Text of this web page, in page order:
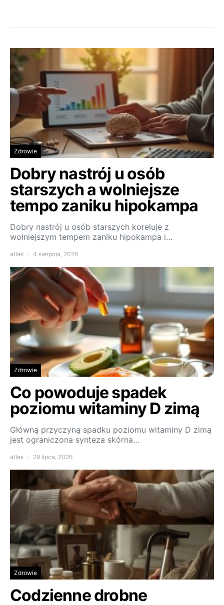
Zdrowie
Dobry nastrój u osób
starszych a wolniejsze
tempo zaniku hipokampa
Dobry nastrój u osób starszych koreluje z
wolniejszym tempem zaniku hipokampa i…
atlas 4 sierpnia, 2026
Zdrowie
Co powoduje spadek
poziomu witaminy D zimą
Główną przyczyną spadku poziomu witaminy D zimą
jest ograniczona synteza skórna…
atlas 29 lipca, 2026
Zdrowie
Codzienne drobne